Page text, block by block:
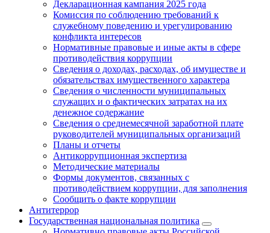
Декларационная кампания 2025 года
Комиссия по соблюдению требований к
служебному поведению и урегулированию
конфликта интересов
Нормативные правовые и иные акты в сфере
противодействия коррупции
Сведения о доходах, расходах, об имуществе и
обязательствах имущественного характера
Сведения о численности муниципальных
служащих и о фактических затратах на их
денежное содержание
Сведения о среднемесячной заработной плате
руководителей муниципальных организаций
Планы и отчеты
Антикоррупционная экспертиза
Методические материалы
Формы документов, связанных с
противодействием коррупции, для заполнения
Сообщить о факте коррупции
Антитеррор
Государственная национальная политика